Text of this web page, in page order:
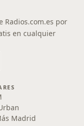
Radios.com.es por
en cualquier
Madrid